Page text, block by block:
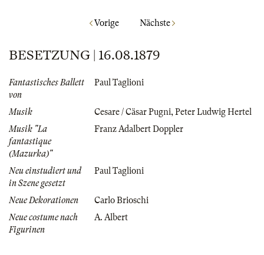
Vorige Nächste
BESETZUNG | 16.08.1879
Fantastisches Ballett
von
Paul Taglioni
Musik Cesare / Cäsar Pugni, Peter Ludwig Hertel
Musik "La
fantastique
(Mazurka)"
Franz Adalbert Doppler
Neu einstudiert und
in Szene gesetzt
Paul Taglioni
Neue Dekorationen
Carlo Brioschi
Neue costume nach
Figurinen
A. Albert